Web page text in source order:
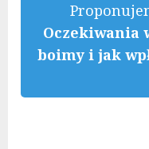
Oczekiwania
boimy i jak